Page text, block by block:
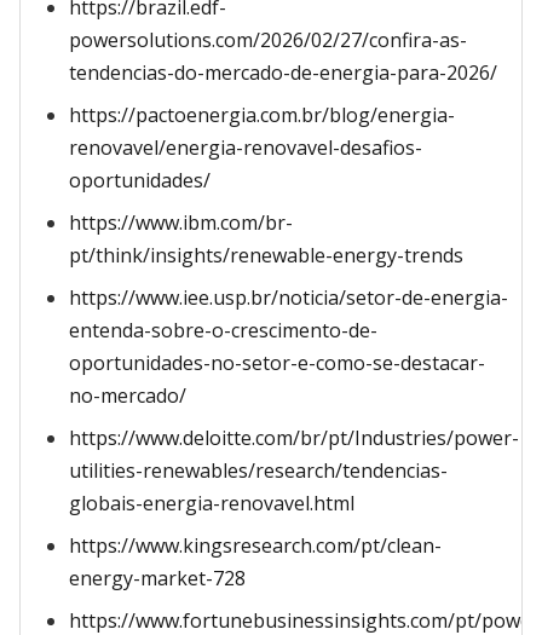
https://brazil.edf-
powersolutions.com/2026/02/27/confira-as-
tendencias-do-mercado-de-energia-para-2026/
https://pactoenergia.com.br/blog/energia-
renovavel/energia-renovavel-desafios-
oportunidades/
https://www.ibm.com/br-
pt/think/insights/renewable-energy-trends
https://www.iee.usp.br/noticia/setor-de-energia-
entenda-sobre-o-crescimento-de-
oportunidades-no-setor-e-como-se-destacar-
no-mercado/
https://www.deloitte.com/br/pt/Industries/power-
utilities-renewables/research/tendencias-
globais-energia-renovavel.html
https://www.kingsresearch.com/pt/clean-
energy-market-728
https://www.fortunebusinessinsights.com/pt/